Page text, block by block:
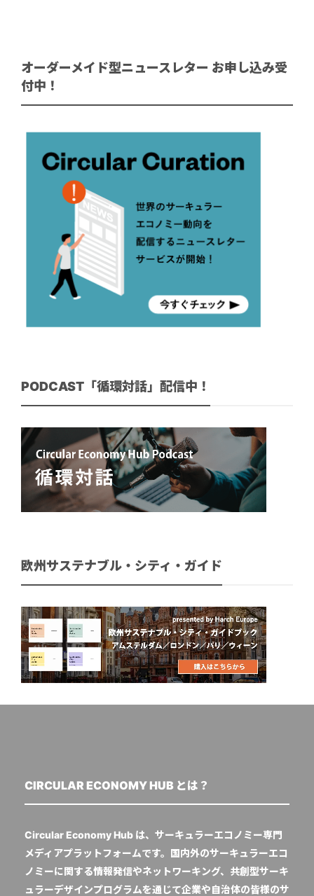
オーダーメイド型ニュースレター お申し込み受
付中！
PODCAST「循環対話」配信中！
欧州サステナブル・シティ・ガイド
CIRCULAR ECONOMY HUB とは？
Circular Economy Hub は、サーキュラーエコノミー専門
メディアプラットフォームです。国内外のサーキュラーエコ
ノミーに関する情報発信やネットワーキング、共創型サーキ
ュラーデザインプログラムを通じて企業や自治体の皆様のサ